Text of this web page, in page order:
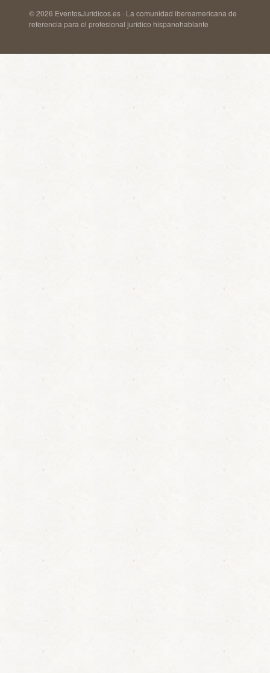
© 2026 EventosJurídicos.es · La comunidad iberoamericana de
referencia para el profesional jurídico hispanohablante